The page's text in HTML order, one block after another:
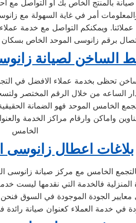
أمر في غاية السهولة مع
ويمكنكم التواصل مع خدمة
برقم زانوسى الموحد الخاص
الساخن لصيانة
تحظى بخدمة عملاء الافضل في
الساعه من خلال الرقم المختصر
الخامس الموحد فهو الضمانة
واماكن وارقام مراكز الخدمة
الخامس
بلاغات اعطال زانوسى
الخامس مع مركز صيانة زانوسى
فالخدمة التي نقدمها
الجودة الموجودة في السوق فنحن
في خدمة العملاء كعنوان صيانة رائدة